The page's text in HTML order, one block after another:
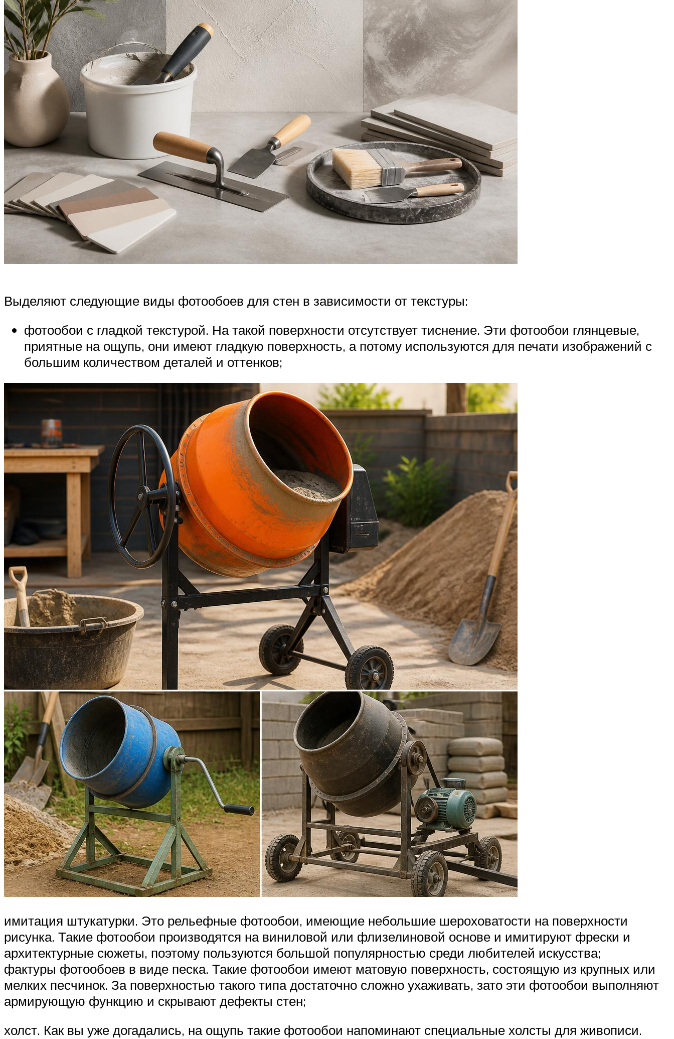
Выделяют следующие виды фотообоев для стен в зависимости от текстуры:
фотообои с гладкой текстурой. На такой поверхности отсутствует тиснение. Эти фотообои глянцевые,
приятные на ощупь, они имеют гладкую поверхность, а потому используются для печати изображений с
большим количеством деталей и оттенков;
имитация штукатурки. Это рельефные фотообои, имеющие небольшие шероховатости на поверхности
рисунка. Такие фотообои производятся на виниловой или флизелиновой основе и имитируют фрески и
архитектурные сюжеты, поэтому пользуются большой популярностью среди любителей искусства;
фактуры фотообоев в виде песка. Такие фотообои имеют матовую поверхность, состоящую из крупных или
мелких песчинок. За поверхностью такого типа достаточно сложно ухаживать, зато эти фотообои выполняют
армирующую функцию и скрывают дефекты стен;
холст. Как вы уже догадались, на ощупь такие фотообои напоминают специальные холсты для живописи.